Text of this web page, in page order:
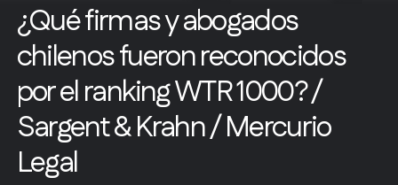
¿Qué firmas y abogados
chilenos fueron reconocidos
por el ranking WTR 1000? /
Sargent & Krahn / Mercurio
Legal